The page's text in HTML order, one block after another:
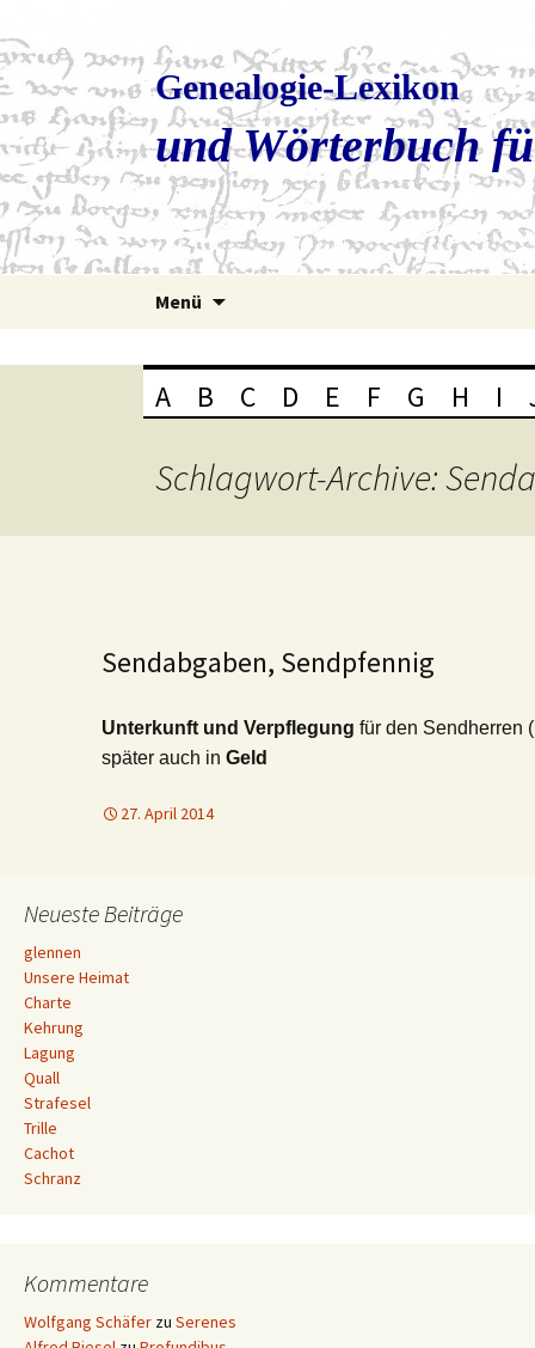
Genealogie-Lexikon
und Wörterbuch
Menü
A B C D E F G H I
Schlagwort-Archive:
Sendabgaben, Sendpfennig
Unterkunft und Verpflegung für den Sendherren
später auch in Geld
27. April 2014
Neueste Beiträge
glennen
Unsere Heimat
Charte
Kehrung
Lagung
Quall
Strafesel
Trille
Cachot
Schranz
Kommentare
Wolfgang Schäfer zu Serenes